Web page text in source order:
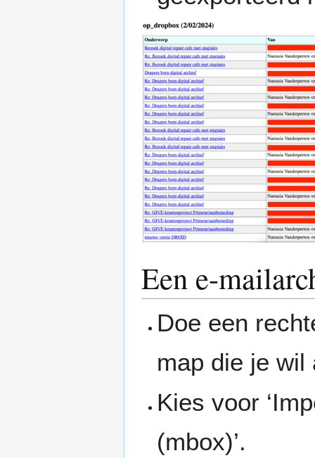
Een e-
Doe een
map die je wil
Kies voor
(mbox)’.